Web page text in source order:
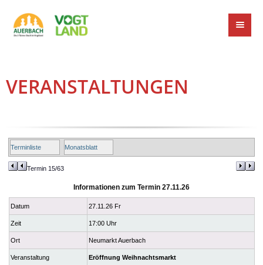
VERANSTALTUNGEN
Terminliste Monatsblatt
Termin 15/63
Informationen zum Termin 27.11.26
Datum 27.11.26 Fr
Zeit 17:00 Uhr
Ort Neumarkt Auerbach
Veranstaltung Eröffnung Weihnachtsmarkt